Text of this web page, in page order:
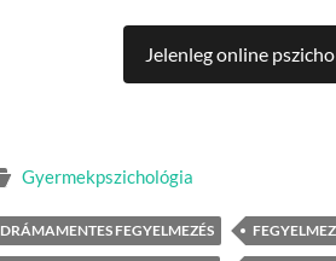
Jelenleg online
Gyermekpszichológia
DRÁMAMENTES FEGYELMEZÉS